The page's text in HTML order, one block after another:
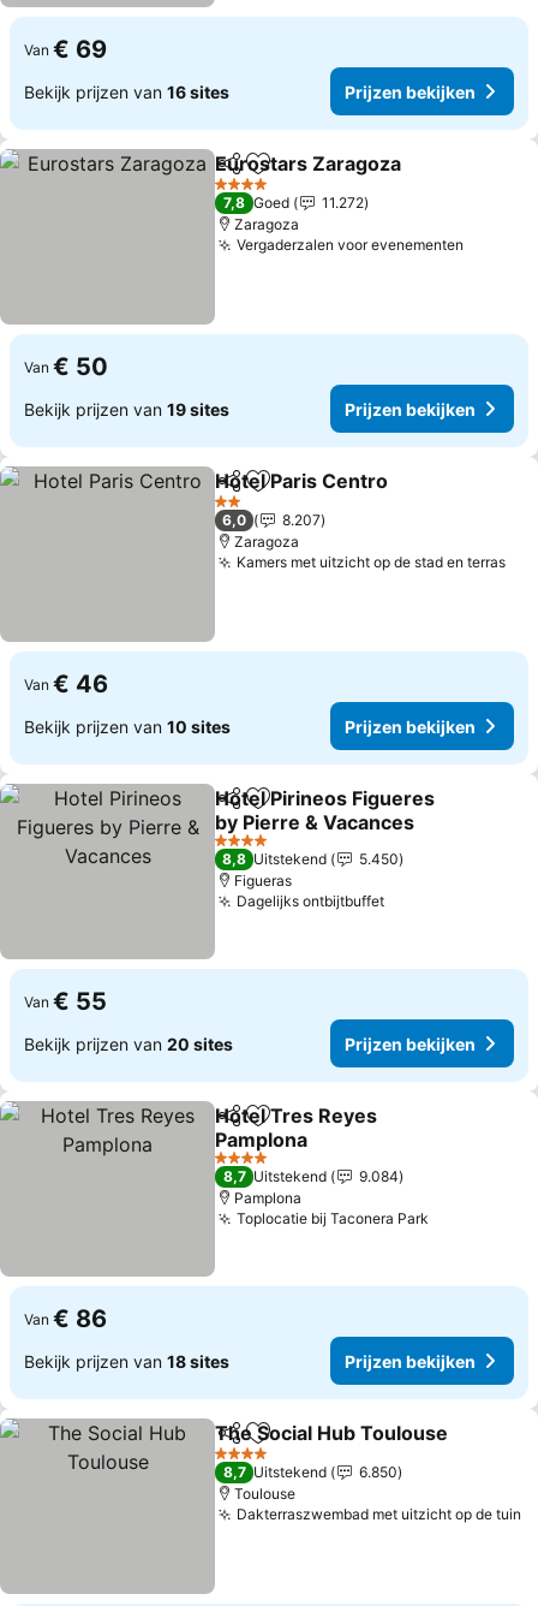
Van € 69
Bekijk prijzen van 16 sites Prijzen bekijken
DelenToevoegen aan favorieten
Eurostars Zaragoza
4 Sterren
7,8 Goed
11.272
Zaragoza
Vergaderzalen voor evenementen
Van € 50
Bekijk prijzen van 19 sites Prijzen bekijken
DelenToevoegen aan favorieten
Hotel Paris Centro
2 Sterren
6,0
8.207
Zaragoza
Kamers met uitzicht op de stad en terras
Van € 46
Bekijk prijzen van 10 sites Prijzen bekijken
DelenToevoegen aan favorieten
Hotel Pirineos Figueres
by Pierre & Vacances
4 Sterren
8,8 Uitstekend
5.450
Figueras
Dagelijks ontbijtbuffet
Van € 55
Bekijk prijzen van 20 sites Prijzen bekijken
DelenToevoegen aan favorieten
Hotel Tres Reyes
Pamplona
4 Sterren
8,7 Uitstekend
9.084
Pamplona
Toplocatie bij Taconera Park
Van € 86
Bekijk prijzen van 18 sites Prijzen bekijken
DelenToevoegen aan favorieten
The Social Hub Toulouse
4 Sterren
8,7 Uitstekend
6.850
Toulouse
Dakterraszwembad met uitzicht op de tuin